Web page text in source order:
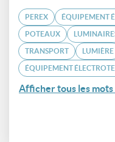
PEREX ÉQUIPEMENT
POTEAUX
TRANSPORT LUMIÈRE
ÉQUIPEMENT
Afficher tous les mots